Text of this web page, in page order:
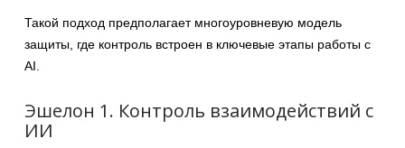
Такой подход предполагает многоуровневую модель
защиты, где контроль встроен в ключевые этапы работы с
AI.
Эшелон 1. Контроль взаимодействий с
ИИ